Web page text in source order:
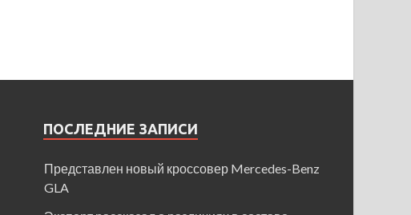
ПОСЛЕДНИЕ ЗАПИСИ
Представлен новый кроссовер Mercedes-Benz
GLA